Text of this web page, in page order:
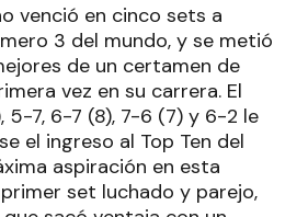
venció en cinco sets a
3 del mundo, y se metió
de un certamen de
vez en su carrera. El
7, 6-7 (8), 7-6 (7) y 6-2 le
el ingreso al Top Ten del
aspiración en esta
set luchado y parejo,